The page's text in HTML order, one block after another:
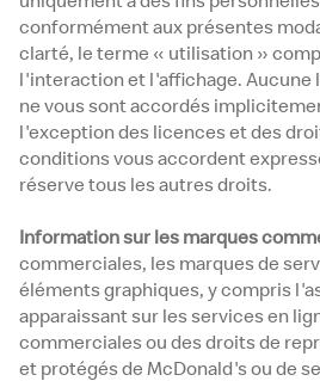
conformément aux présentes
clarté, le terme « utilisation »
l'interaction et l'affichage. Aucune
ne vous sont accordés
l'exception des licences et des
conditions vous accordent
réserve tous les autres droits.
Information sur les marques
commerciales, les marques de
éléments graphiques, y compris
apparaissant sur les services en
commerciales ou des droits de
et protégés de McDonald's ou de